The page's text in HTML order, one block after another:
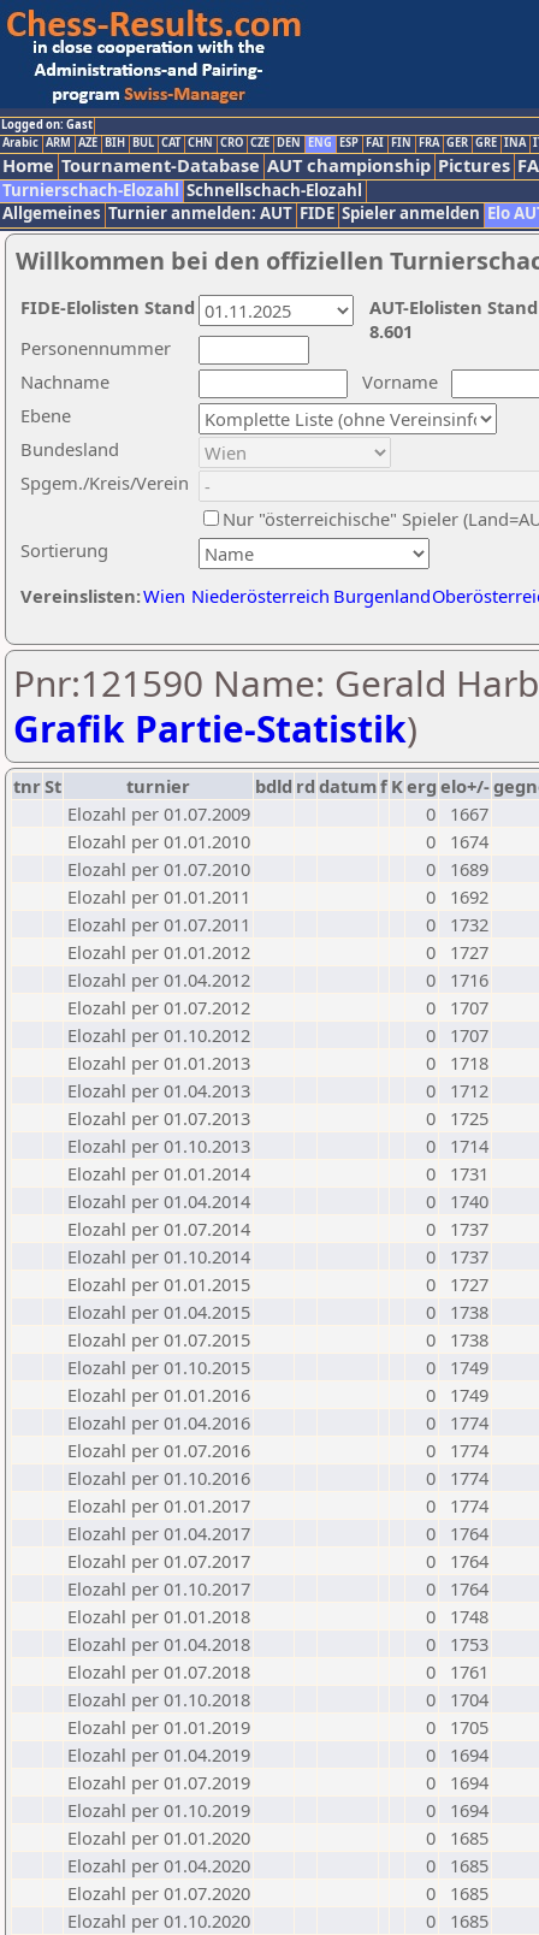
Logged on: Gast
Arabic ARM AZE BIH BUL CAT CHN CRO CZE DEN ENG ESP FAI FIN FRA GER GRE INA
Home Tournament-Database AUT championship Pictures
Turnierschach-Elozahl Schnellschach-Elozahl
Allgemeines Turnier anmelden: AUT FIDE Spieler anmelden Elo
Willkommen bei den offiziellen
Nachname
Vorname
Ebene
Sortierung
Personennummer
Bundesland
Spgem./Kreis/Verein
Nur "österreichische" Spieler
Vereinslisten:Wien Niederösterreich Burgenland
AUT-Elolisten
8.601
FIDE-Elolisten Stand
Pnr:121590 Name: Gerald
Grafik Partie-Statistik)
tnrSt turnier bdld rd datumf Kerg elo+/-
Elozahl per 01.07.2009
0
1667
Elozahl per 01.01.2010
0
1674
Elozahl per 01.07.2010
0
1689
Elozahl per 01.01.2011
0
1692
Elozahl per 01.07.2011
0
1732
Elozahl per 01.01.2012
0
1727
Elozahl per 01.04.2012
0
1716
Elozahl per 01.07.2012
0
1707
Elozahl per 01.10.2012
0
1707
Elozahl per 01.01.2013
0
1718
Elozahl per 01.04.2013
0
1712
Elozahl per 01.07.2013
0
1725
Elozahl per 01.10.2013
0
1714
Elozahl per 01.01.2014
0
1731
Elozahl per 01.04.2014
0
1740
Elozahl per 01.07.2014
0
1737
Elozahl per 01.10.2014
0
1737
Elozahl per 01.01.2015
0
1727
Elozahl per 01.04.2015
0
1738
Elozahl per 01.07.2015
0
1738
Elozahl per 01.10.2015
0
1749
Elozahl per 01.01.2016
0
1749
Elozahl per 01.04.2016
0
1774
Elozahl per 01.07.2016
0
1774
Elozahl per 01.10.2016
0
1774
Elozahl per 01.01.2017
0
1774
Elozahl per 01.04.2017
0
1764
Elozahl per 01.07.2017
0
1764
Elozahl per 01.10.2017
0
1764
Elozahl per 01.01.2018
0
1748
Elozahl per 01.04.2018
0
1753
Elozahl per 01.07.2018
0
1761
Elozahl per 01.10.2018
0
1704
Elozahl per 01.01.2019
0
1705
Elozahl per 01.04.2019
0
1694
Elozahl per 01.07.2019
0
1694
Elozahl per 01.10.2019
0
1694
Elozahl per 01.01.2020
0
1685
Elozahl per 01.04.2020
0
1685
Elozahl per 01.07.2020
0
1685
Elozahl per 01.10.2020
0
1685